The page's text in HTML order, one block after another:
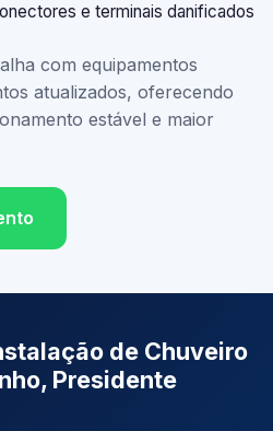
e terminais danificados
com equipamentos
atualizados, oferecendo
estável e maior
de Chuveiro
Presidente